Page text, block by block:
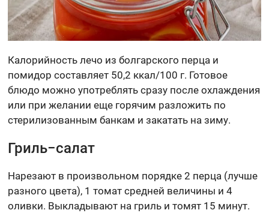
Калорийность лечо из болгарского перца и
помидор составляет 50,2 ккал/100 г. Готовое
блюдо можно употреблять сразу после охлаждения
или при желании еще горячим разложить по
стерилизованным банкам и закатать на зиму.
Гриль−салат
Нарезают в произвольном порядке 2 перца (лучше
разного цвета), 1 томат средней величины и 4
оливки. Выкладывают на гриль и томят 15 минут.